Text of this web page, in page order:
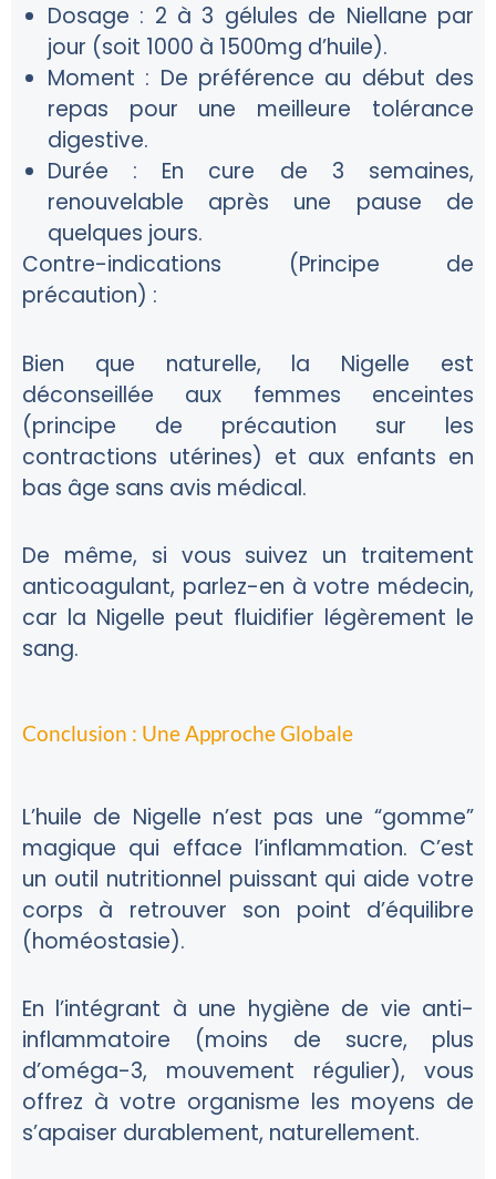
Dosage : 2 à 3 gélules de Niellane par
jour (soit 1000 à 1500mg d’huile).
Moment : De préférence au début des
repas pour une meilleure tolérance
digestive.
Durée : En cure de 3 semaines,
renouvelable après une pause de
quelques jours.
Contre-indications (Principe de
précaution) :
Bien que naturelle, la Nigelle est
déconseillée aux femmes enceintes
(principe de précaution sur les
contractions utérines) et aux enfants en
bas âge sans avis médical.
De même, si vous suivez un traitement
anticoagulant, parlez-en à votre médecin,
car la Nigelle peut fluidifier légèrement le
sang.
Conclusion : Une Approche Globale
L’huile de Nigelle n’est pas une “gomme”
magique qui efface l’inflammation. C’est
un outil nutritionnel puissant qui aide votre
corps à retrouver son point d’équilibre
(homéostasie).
En l’intégrant à une hygiène de vie anti-
inflammatoire (moins de sucre, plus
d’oméga-3, mouvement régulier), vous
offrez à votre organisme les moyens de
s’apaiser durablement, naturellement.